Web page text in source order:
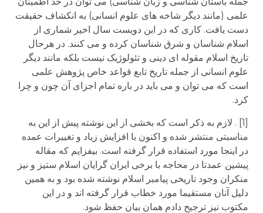
علمی (مانند دیگر شاخه های علوم انسانی) به انکشاف حقیقت
دست یافت. کاری که در این دویست سال اخیر شماری از
اسلام شناسان و شرق شناسان کرده و می کنند. در هرحال
تاریخ اسلام مقوله ای دینی و تئولوژیک نیست بلکه مانند دیگر
علوم انسانی از جمله تاریخ تابع قواعد خاص پژوهش علمی
است که می توان و می باید در باره تمام اجزای آن چون و چرا
کرد.
[1] . لازم به ذکر است که بخشی از این نوشته پیش از این به
مناسبتی منتشر شده و اکنون با افزایش زیاد و تغییرات عمده
در اینجا مورد استفاده قرار گرفته است. بیفزایم که مقاله
پیشین عمدتا در محاجه با برخی ایران گرایان اسلام ستیز و نیز
منکران وجود تاریخی پیامبر اسلام نوشته شده بود و به همین
دلیل آنان مستقیما مورد خطاب قرار گرفته اند و در این
مکتوب نیز ترجیح دادم همان بیان حفظ شود.